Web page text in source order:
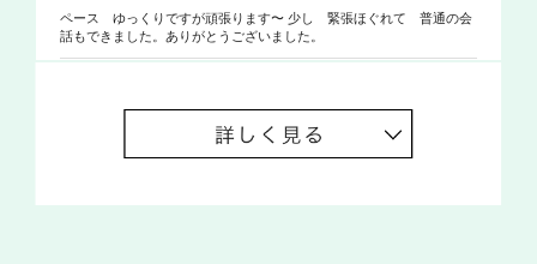
ペース ゆっくりですが頑張ります〜 少し 緊張ほぐれて 普通の会
話もできました。ありがとうございました。